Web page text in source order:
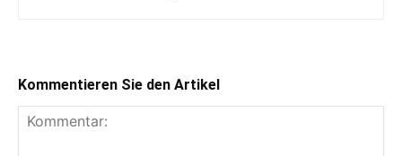
Kommentieren Sie den Artikel